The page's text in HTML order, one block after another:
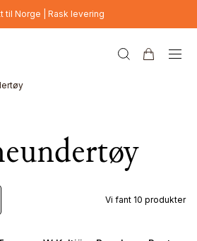
til Norge | Rask levering
Vi fant 10 produkter